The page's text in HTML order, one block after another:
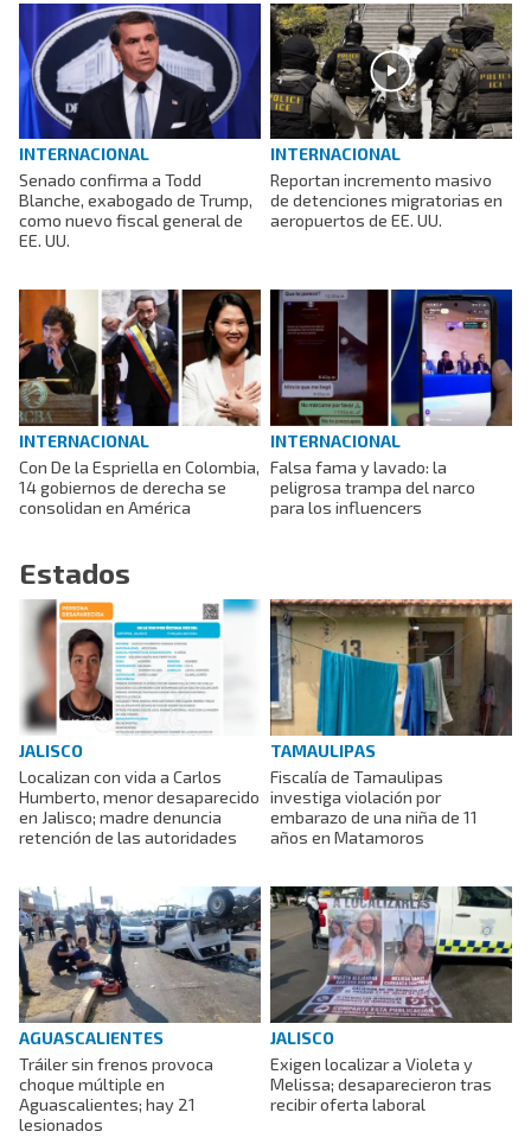
INTERNACIONAL
Senado confirma a Todd
Blanche, exabogado de Trump,
como nuevo fiscal general de
EE. UU.
INTERNACIONAL
Reportan incremento masivo
de detenciones migratorias en
aeropuertos de EE. UU.
INTERNACIONAL
Con De la Espriella en Colombia,
14 gobiernos de derecha se
consolidan en América
INTERNACIONAL
Falsa fama y lavado: la
peligrosa trampa del narco
para los influencers
Estados
JALISCO
Localizan con vida a Carlos
Humberto, menor desaparecido
en Jalisco; madre denuncia
retención de las autoridades
TAMAULIPAS
Fiscalía de Tamaulipas
investiga violación por
embarazo de una niña de 11
años en Matamoros
AGUASCALIENTES
Tráiler sin frenos provoca
choque múltiple en
Aguascalientes; hay 21
lesionados
JALISCO
Exigen localizar a Violeta y
Melissa; desaparecieron tras
recibir oferta laboral